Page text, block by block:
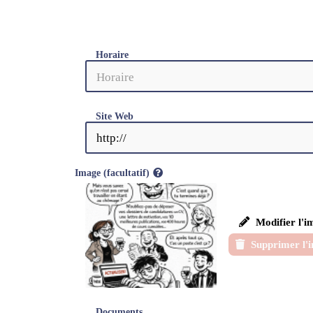
Horaire
Site Web
Image (facultatif)
Modifier
Supprimer